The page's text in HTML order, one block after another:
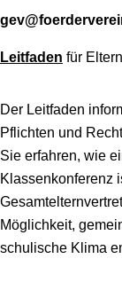
Leitfaden für
Der Leitfaden
Pflichten und
Sie erfahren, wie
Klassenkonferenz
Möglichkeit,
schulische Klima